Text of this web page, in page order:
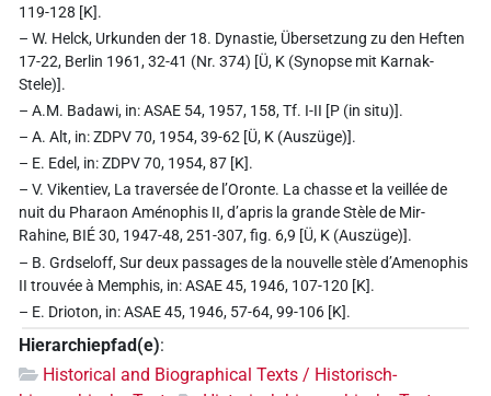
119-128 [K].
– W. Helck, Urkunden der 18. Dynastie, Übersetzung zu den Heften
17-22, Berlin 1961, 32-41 (Nr. 374) [Ü, K (Synopse mit Karnak-
Stele)].
– A.M. Badawi, in: ASAE 54, 1957, 158, Tf. I-II [P (in situ)].
– A. Alt, in: ZDPV 70, 1954, 39-62 [Ü, K (Auszüge)].
– E. Edel, in: ZDPV 70, 1954, 87 [K].
– V. Vikentiev, La traversée de l’Oronte. La chasse et la veillée de
nuit du Pharaon Aménophis II, d’apris la grande Stèle de Mir-
Rahine, BIÉ 30, 1947-48, 251-307, fig. 6,9 [Ü, K (Auszüge)].
– B. Grdseloff, Sur deux passages de la nouvelle stèle d’Amenophis
II trouvée à Memphis, in: ASAE 45, 1946, 107-120 [K].
– E. Drioton, in: ASAE 45, 1946, 57-64, 99-106 [K].
Hierarchiepfad(e):
Historical and Biographical Texts / Historisch-